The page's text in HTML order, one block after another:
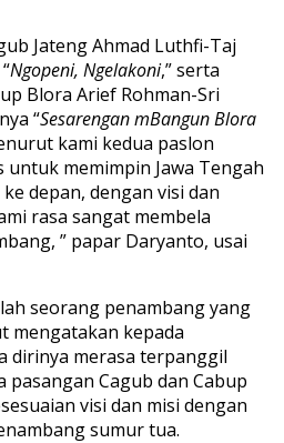
Jateng Ahmad Luthfi-Taj
Ngopeni, Ngelakoni,” serta
Blora Arief Rohman-Sri
“Sesarengan mBangun Blora
kami kedua paslon
memimpin Jawa Tengah
depan, dengan visi dan
rasa sangat membela
” papar Daryanto, usai
seorang penambang yang
mengatakan kepada
dirinya merasa terpanggil
Cagub dan Cabup
visi dan misi dengan
sumur tua.